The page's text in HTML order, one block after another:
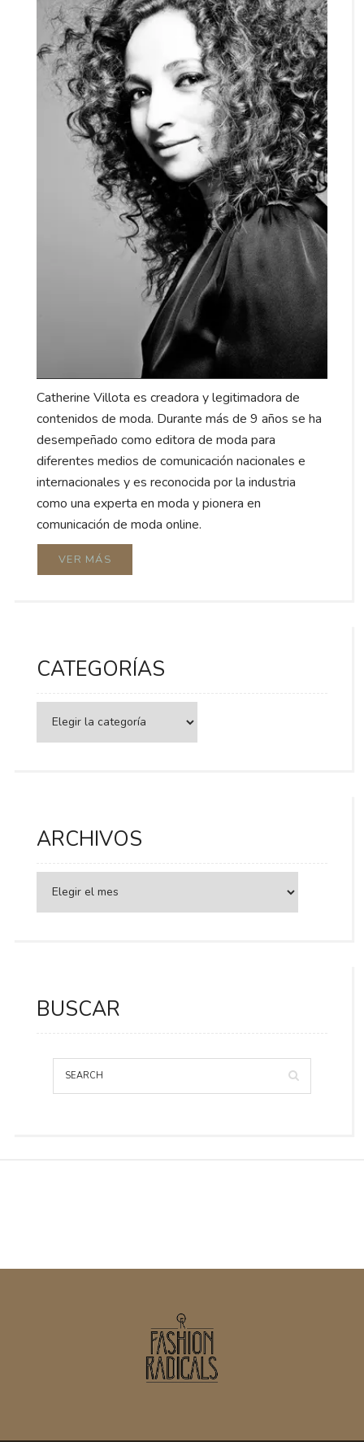
Catherine Villota es creadora y legitimadora de
contenidos de moda. Durante más de 9 años se ha
desempeñado como editora de moda para
diferentes medios de comunicación nacionales e
internacionales y es reconocida por la industria
como una experta en moda y pionera en
comunicación de moda online.
VER MÁS
CATEGORÍAS
ARCHIVOS
BUSCAR